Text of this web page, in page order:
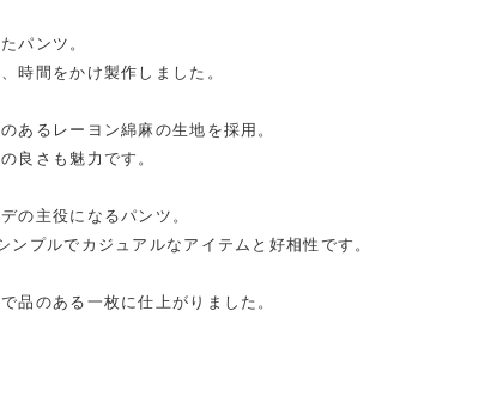
パンツ。
時間をかけ製作しました。
あるレーヨン綿麻の生地を採用。
良さも魅力です。
の主役になるパンツ。
ンプルでカジュアルなアイテムと好相性です。
品のある一枚に仕上がりました。